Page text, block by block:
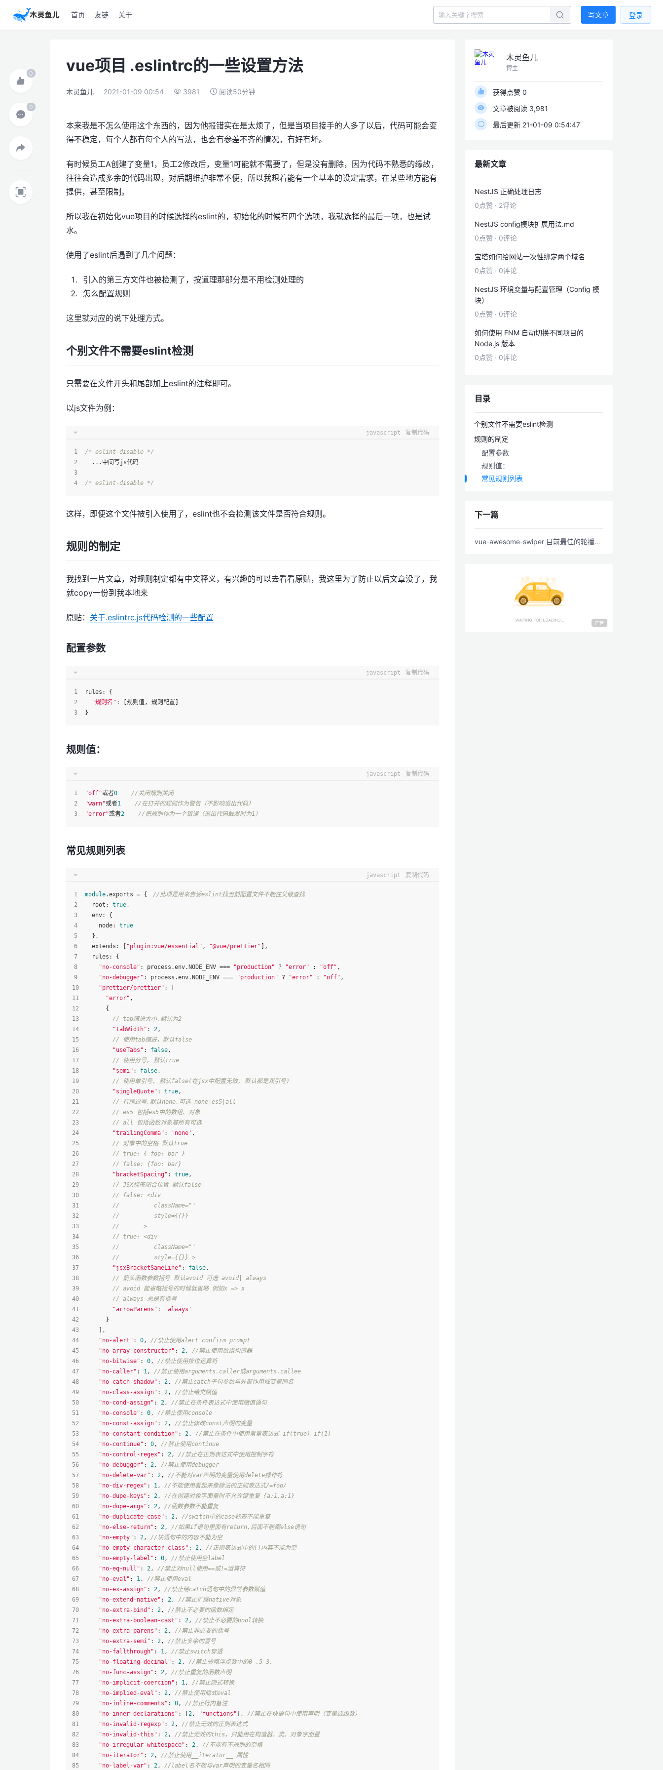
首页 友链 关于 写文章 登录
vue项目 .eslintrc的一些设置方法
木灵鱼儿 2021-01-09 00:54 3981 阅读50分钟
本来我是不怎么使用这个东西的，因为他报错实在是太烦了，但是当项目接手的人多了以后，代码可能会变
得不稳定，每个人都有每个人的写法，也会有参差不齐的情况，有好有坏。
有时候员工A创建了变量1，员工2修改后，变量1可能就不需要了，但是没有删除，因为代码不熟悉的缘故，
往往会造成多余的代码出现，对后期维护非常不便，所以我想着能有一个基本的设定需求，在某些地方能有
提供，甚至限制。
所以我在初始化vue项目的时候选择的eslint的，初始化的时候有四个选项，我就选择的最后一项，也是试
水。
使用了eslint后遇到了几个问题：
引入的第三方文件也被检测了，按道理那部分是不用检测处理的
怎么配置规则
这里就对应的说下处理方式。
个别文件不需要eslint检测
只需要在文件开头和尾部加上eslint的注释即可。
以js文件为例：
javascript 复制代码
/* eslint-disable */
  ...中间写js代码
/* eslint-disable */
这样，即便这个文件被引入使用了，eslint也不会检测该文件是否符合规则。
规则的制定
我找到一片文章，对规则制定都有中文释义，有兴趣的可以去看看原贴，我这里为了防止以后文章没了，我
就copy一份到我本地来
原贴： 关于.eslintrc.js代码检测的一些配置
配置参数
javascript 复制代码
rules : {
"规则名" : [规则值, 规则配置]
}
规则值：
javascript 复制代码
"off"或者0
//关闭规则关闭
"warn"或者1
//在打开的规则作为警告（不影响退出代码）
"error"或者2 //把规则作为一个错误（退出代码触发时为1）
常见规则列表
javascript 复制代码
module.exports = { //此项是用来告诉eslint找当前配置文件不能往父级查找
root : true,
env: {
node: true
  },
extends : [ "plugin:vue/essential" , "@vue/prettier" ],
rules : {
"no-console" : process.env. NODE_ENV === "production" ? "error" : "off" ,
"no-debugger" : process.env. NODE_ENV === "production" ? "error" : "off" ,
"prettier/prettier" : [
"error" ,
      {
// tab缩进大小,默认为2
"tabWidth" : 2,
// 使用tab缩进，默认false
"useTabs" : false,
// 使用分号, 默认true
"semi" : false,
// 使用单引号, 默认false(在jsx中配置无效, 默认都是双引号)
"singleQuote" : true,
// 行尾逗号,默认none,可选 none|es5|all
// es5 包括es5中的数组、对象
// all 包括函数对象等所有可选
"trailingComma" : 'none' ,
// 对象中的空格 默认true
// true: { foo: bar }
// false: {foo: bar}
"bracketSpacing" : true,
// JSX标签闭合位置 默认false
// false: <div
//          className=""
//          style={{}}
//       >
// true: <div
//          className=""
//          style={{}} >
"jsxBracketSameLine" : false,
// 箭头函数参数括号 默认avoid 可选 avoid| always
// avoid 能省略括号的时候就省略 例如x => x
// always 总是有括号
"arrowParens" :
'always'
      }
    ],
"no-alert" : 0, //禁止使用alert confirm prompt
"no-array-constructor" : 2, //禁止使用数组构造器
"no-bitwise" : 0, //禁止使用按位运算符
"no-caller" : 1, //禁止使用arguments.caller或arguments.callee
"no-catch-shadow" : 2, //禁止catch子句参数与外部作用域变量同名
"no-class-assign" : 2, //禁止给类赋值
"no-cond-assign" : 2, //禁止在条件表达式中使用赋值语句
"no-console" : 0, //禁止使用console
"no-const-assign" : 2, //禁止修改const声明的变量
"no-constant-condition" : 2, //禁止在条件中使用常量表达式 if(true) if(1)
"no-continue" : 0, //禁止使用continue
"no-control-regex" : 2, //禁止在正则表达式中使用控制字符
"no-debugger" : 2, //禁止使用debugger
"no-delete-var" : 2, //不能对var声明的变量使用delete操作符
"no-div-regex" : 1, //不能使用看起来像除法的正则表达式/=foo/
"no-dupe-keys" : 2, //在创建对象字面量时不允许键重复 {a:1,a:1}
"no-dupe-args" : 2, //函数参数不能重复
"no-duplicate-case" : 2, //switch中的case标签不能重复
"no-else-return" : 2, //如果if语句里面有return,后面不能跟else语句
"no-empty" : 2, //块语句中的内容不能为空
"no-empty-character-class" : 2, //正则表达式中的[]内容不能为空
"no-empty-label" : 0, //禁止使用空label
"no-eq-null" : 2, //禁止对null使用==或!=运算符
"no-eval" : 1, //禁止使用eval
"no-ex-assign" : 2, //禁止给catch语句中的异常参数赋值
"no-extend-native" : 2, //禁止扩展native对象
"no-extra-bind" : 2, //禁止不必要的函数绑定
"no-extra-boolean-cast" : 2, //禁止不必要的bool转换
"no-extra-parens" : 2, //禁止非必要的括号
"no-extra-semi" : 2, //禁止多余的冒号
"no-fallthrough" : 1, //禁止switch穿透
"no-floating-decimal" : 2, //禁止省略浮点数中的0 .5 3.
"no-func-assign" : 2, //禁止重复的函数声明
"no-implicit-coercion" : 1, //禁止隐式转换
"no-implied-eval" : 2, //禁止使用隐式eval
"no-inline-comments" : 0, //禁止行内备注
"no-inner-declarations" : [ 2, "functions" ], //禁止在块语句中使用声明（变量或函数）
"no-invalid-regexp" : 2, //禁止无效的正则表达式
"no-invalid-this" : 2, //禁止无效的this，只能用在构造器，类，对象字面量
"no-irregular-whitespace" : 2, //不能有不规则的空格
"no-iterator" : 2, //禁止使用__iterator__ 属性
"no-label-var" : 2, //label名不能与var声明的变量名相同
木灵鱼儿
博主
获得点赞 0
文章被阅读 3,981
最后更新 21-01-09 0:54:47
最新文章
NestJS 正确处理日志
0点赞 · 2评论
NestJS config模块扩展用法.md
0点赞 · 0评论
宝塔如何给网站一次性绑定两个域名
0点赞 · 0评论
NestJS 环境变量与配置管理（Config 模
块）
0点赞 · 0评论
如何使用 FNM 自动切换不同项目的
Node.js 版本
0点赞 · 0评论
目录
个别文件不需要eslint检测
规则的制定
配置参数
规则值：
常见规则列表
下一篇
vue-awesome-swiper 目前最佳的轮播动画教程
广告